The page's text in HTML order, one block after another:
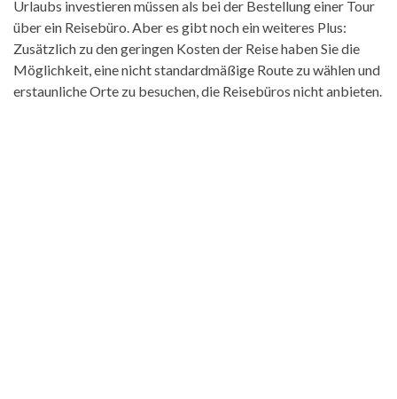
Urlaubs investieren müssen als bei der Bestellung einer Tour
über ein Reisebüro. Aber es gibt noch ein weiteres Plus:
Zusätzlich zu den geringen Kosten der Reise haben Sie die
Möglichkeit, eine nicht standardmäßige Route zu wählen und
erstaunliche Orte zu besuchen, die Reisebüros nicht anbieten.